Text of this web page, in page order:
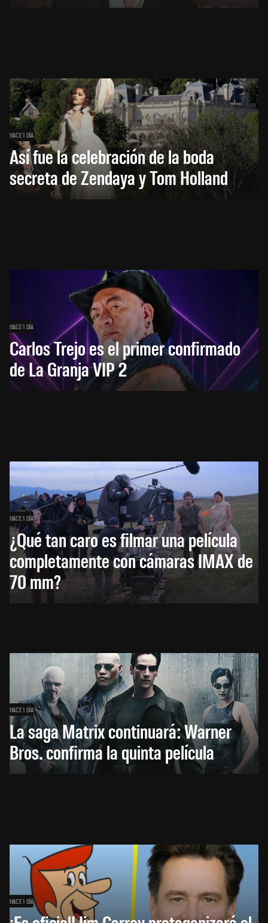
HACE 1 DÍA
Así fue la celebración de la boda
secreta de Zendaya y Tom Holland
HACE 1 DÍA
Carlos Trejo es el primer confirmado
de La Granja VIP 2
HACE 1 DÍA
¿Qué tan caro es filmar una película
completamente con cámaras IMAX de
70 mm?
HACE 1 DÍA
La saga Matrix continuará: Warner
Bros. confirma la quinta película
HACE 1 DÍA